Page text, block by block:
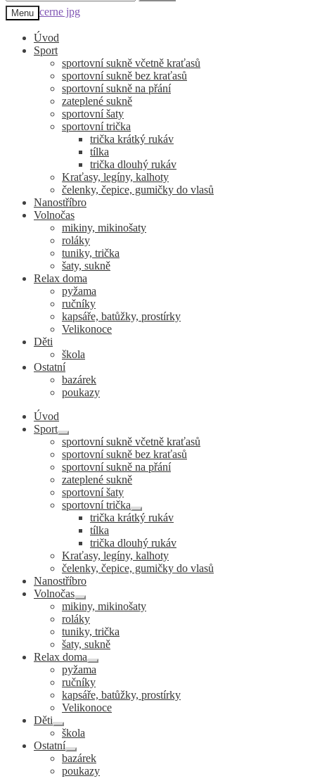
Přeskočit
na
navigaci
Přejít
k
obsahu
webu
Menu
Úvod
Sport
sportovní sukně včetně kraťasů
sportovní sukně bez kraťasů
sportovní sukně na přání
zateplené sukně
sportovní šaty
sportovní trička
trička krátký rukáv
tílka
trička dlouhý rukáv
Kraťasy, legíny, kalhoty
čelenky, čepice, gumičky do vlasů
Nanostříbro
Volnočas
mikiny, mikinošaty
roláky
tuniky, trička
šaty, sukně
Relax doma
pyžama
ručníky
kapsáře, batůžky, prostírky
Velikonoce
Děti
škola
Ostatní
bazárek
poukazy
Úvod
Sport
Expand
child
menu
sportovní sukně včetně kraťasů
sportovní sukně bez kraťasů
sportovní sukně na přání
zateplené sukně
sportovní šaty
sportovní trička
Expand
child
trička krátký rukáv
tílka
trička dlouhý rukáv
Kraťasy, legíny, kalhoty
čelenky, čepice, gumičky do vlasů
Nanostříbro
Volnočas
Expand
child
menu
mikiny, mikinošaty
roláky
tuniky, trička
šaty, sukně
Relax doma
Expand
child
menu
pyžama
ručníky
kapsáře, batůžky, prostírky
Velikonoce
Děti
Expand
child
menu
škola
Ostatní
Expand
child
menu
bazárek
poukazy